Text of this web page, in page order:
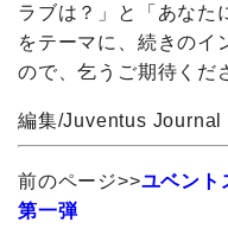
ラブは？」と「あなた
をテーマに、続きのイ
ので、乞うご期待くだ
編集/Juventus Journal
前のページ>>ユベント
第一弾